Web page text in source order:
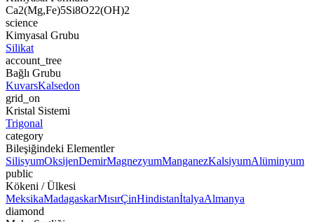
Ca2(Mg,Fe)5Si8O22(OH)2
science
Kimyasal Grubu
Silikat
account_tree
Bağlı Grubu
KuvarsKalsedon
grid_on
Kristal Sistemi
Trigonal
category
Bileşiğindeki Elementler
SilisyumOksijenDemirMagnezyumManganezKalsiyumAlüminyum
public
Kökeni / Ülkesi
MeksikaMadagaskarMısırÇinHindistanİtalyaAlmanya
diamond